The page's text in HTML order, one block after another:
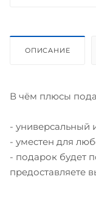
ОПИСАНИЕ
В чём плюсы
- универсальный
- уместен для
- подарок будет
предоставляете